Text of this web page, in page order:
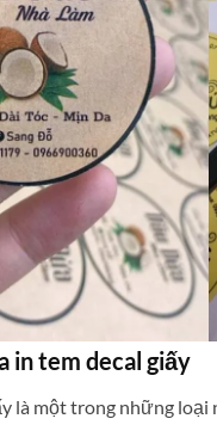
in tem decal giấy
là một trong những